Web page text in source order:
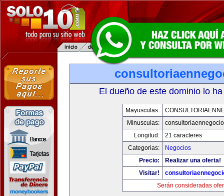
El dueño de este dominio lo
Mayusculas:
Minusculas:
Longitud:
21 caracteres
Categorias:
Negocios
Precio:
Realizar una oferta!
Visitar!
Serán consideradas